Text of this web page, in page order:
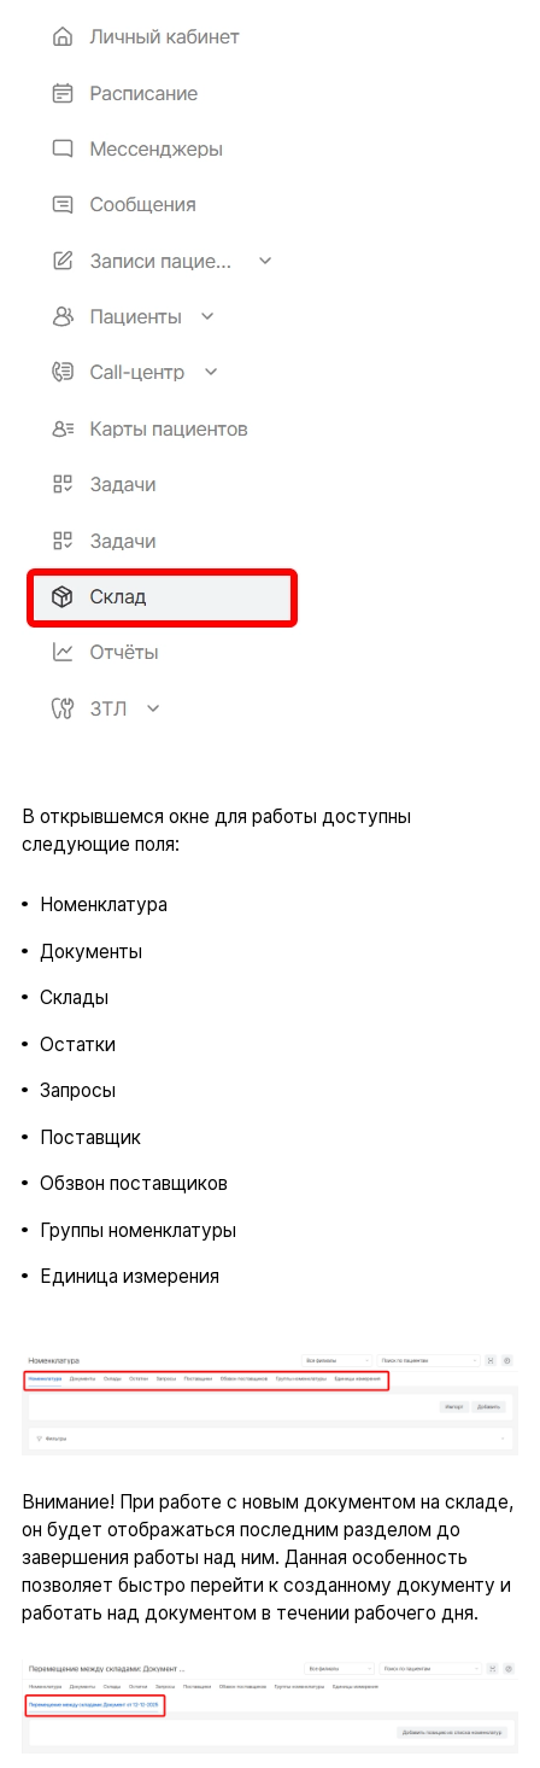
В открывшемся окне для работы доступны
следующие поля:
Номенклатура
Документы
Склады
Остатки
Запросы
Поставщик
Обзвон поставщиков
Группы номенклатуры
Единица измерения
Внимание! При работе с новым документом на складе,
он будет отображаться последним разделом до
завершения работы над ним. Данная особенность
позволяет быстро перейти к созданному документу и
работать над документом в течении рабочего дня.